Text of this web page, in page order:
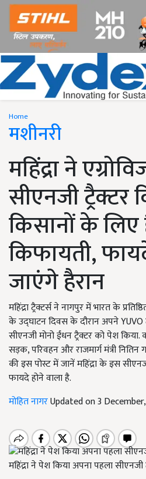
Home
मशीनरी
महिंद्रा ने
सीएनजी ट्रैक्टर
किसानों के
किफायती,
जाएंगे हैरान
महिंद्रा ट्रैक्टर्स ने नागपुर में भारत के
के उद्घाटन दिवस के दौरान अपने YUVO
सीएनजी मोनो ईंधन ट्रैक्टर को पेश
सड़क, परिवहन और राजमार्ग मंत्री
की इस पोस्ट में जानें महिंद्रा के इस
फायदे होने वाला है.
मोहित नागरUpdated on 3
महिंद्रा ने पेश किया अपना पहला सीएनजी